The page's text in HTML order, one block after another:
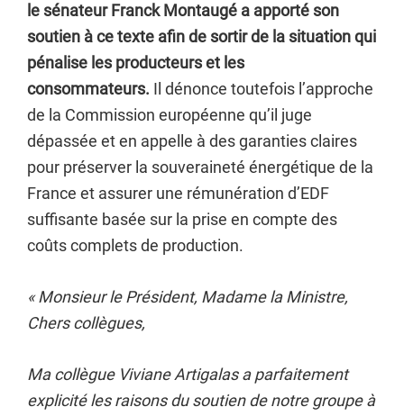
le sénateur Franck Montaugé a apporté son
soutien à ce texte afin de sortir de la situation qui
pénalise les producteurs et les
consommateurs. Il dénonce toutefois l’approche
de la Commission européenne qu’il juge
dépassée et en appelle à des garanties claires
pour préserver la souveraineté énergétique de la
France et assurer une rémunération d’EDF
suffisante basée sur la prise en compte des
coûts complets de production.
« Monsieur le Président, Madame la Ministre,
Chers collègues,
Ma collègue Viviane Artigalas a parfaitement
explicité les raisons du soutien de notre groupe à